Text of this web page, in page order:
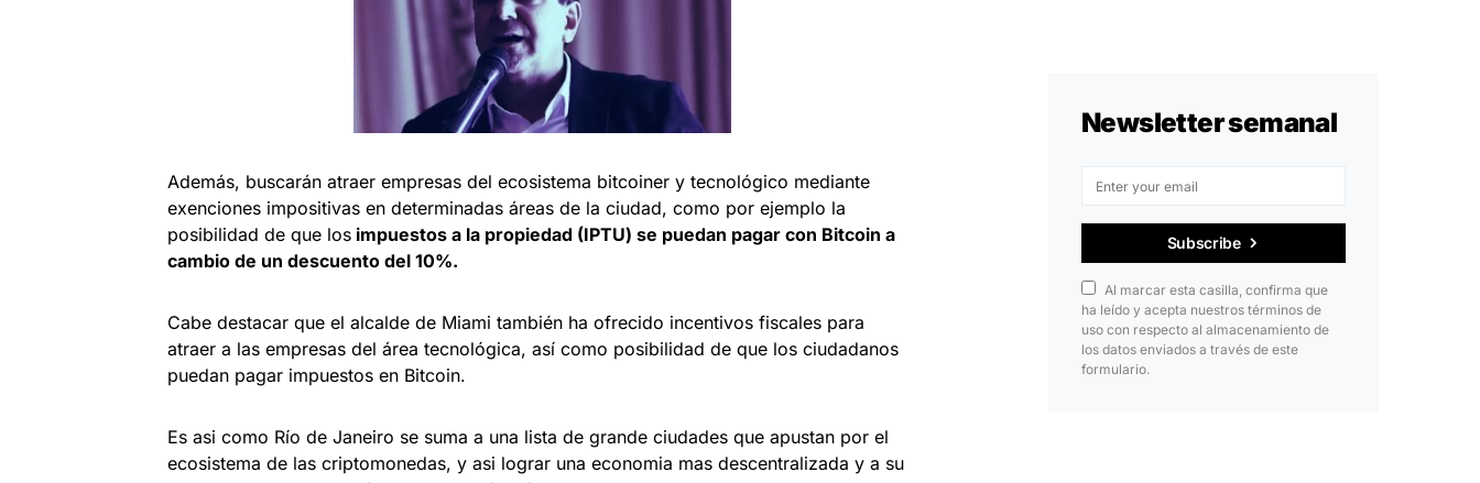
Además, buscarán atraer empresas del ecosistema bitcoiner y tecnológico mediante
exenciones impositivas en determinadas áreas de la ciudad, como por ejemplo la
posibilidad de que los impuestos a la propiedad (IPTU) se puedan pagar con Bitcoin a
cambio de un descuento del 10%.
Cabe destacar que el alcalde de Miami también ha ofrecido incentivos fiscales para
atraer a las empresas del área tecnológica, así como posibilidad de que los ciudadanos
puedan pagar impuestos en Bitcoin.
Es asi como Río de Janeiro se suma a una lista de grande ciudades que apustan por el
ecosistema de las criptomonedas, y asi lograr una economia mas descentralizada y a su
Newsletter semanal
Subscribe
Al marcar esta casilla, confirma que
ha leído y acepta nuestros términos de
uso con respecto al almacenamiento de
los datos enviados a través de este
formulario.